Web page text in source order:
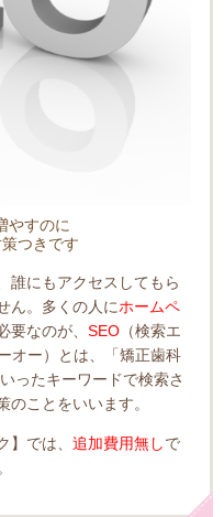
やすのに
つきです
誰にもアクセスしてもら
ん。 多くの人にホームペ
要なのが、 SEO （検索エ
オー）とは、
「矯正歯科
ったキーワードで検索さ
のことをいいます。
】では、 追加費用無しで